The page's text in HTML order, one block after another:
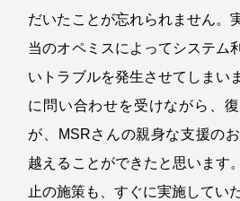
だいたことが忘れられません。
当のオペミスによってシステム
いトラブルを発生させてしまい
に問い合わせを受けながら、
が、MSRさんの親身な支援の
越えることができたと思います
止の施策も、すぐに実施してい